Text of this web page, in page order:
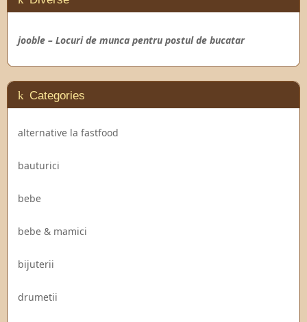
jooble – Locuri de munca pentru postul de bucatar
Categories
alternative la fastfood
bauturici
bebe
bebe & mamici
bijuterii
drumetii